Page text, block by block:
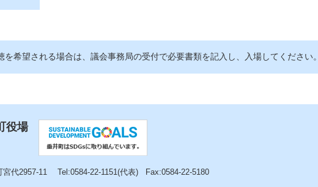
希望される場合は、議会事務局の受付で必要書類を記入し、入場してください。
役場
代2957-11 Tel:0584-22-1151(代表) Fax:0584-22-5180